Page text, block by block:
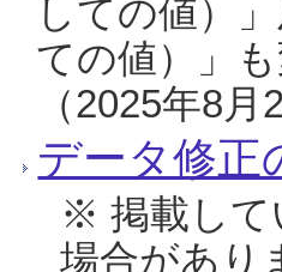
しての値）
ての値）」
（2025年8月
データ修正
※ 掲載して
場合があり